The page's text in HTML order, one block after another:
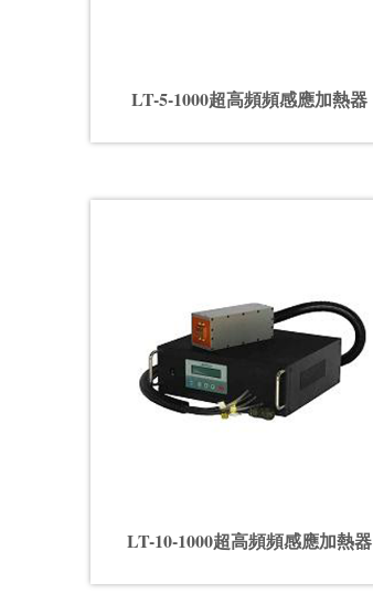
LT-5-1000超高頻頻感應加熱器
LT-10-1000超高頻頻感應加熱器